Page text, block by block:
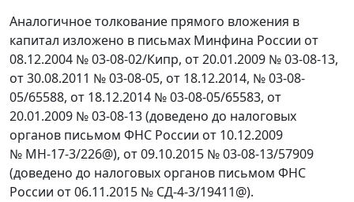
Аналогичное толкование прямого вложения в
капитал изложено в письмах Минфина России от
08.12.2004 № 03-08-02/Кипр, от 20.01.2009 № 03-08-13,
от 30.08.2011 № 03-08-05, от 18.12.2014, № 03-08-
05/65588, от 18.12.2014 № 03-08-05/65583, от
20.01.2009 № 03-08-13 (доведено до налоговых
органов письмом ФНС России от 10.12.2009
№ МН-17-3/226@), от 09.10.2015 № 03-08-13/57909
(доведено до налоговых органов письмом ФНС
России от 06.11.2015 № СД-4-3/19411@).